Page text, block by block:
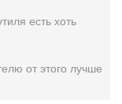
есть хоть
от этого лучше